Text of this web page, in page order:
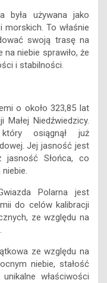
była używana jako
To właśnie
swoją trasę na
niebie sprawiło, że
i stabilności.
o około 323,85 lat
Niedźwiedzicy.
osiągnął już
Jej jasność jest
Słońca, co
Polarna jest
do celów kalibracji
ze względu na
ze względu na
niebie, stałość
właściwości